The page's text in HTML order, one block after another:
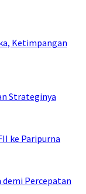
Ketimpangan
Strateginya
ke Paripurna
demi Percepatan